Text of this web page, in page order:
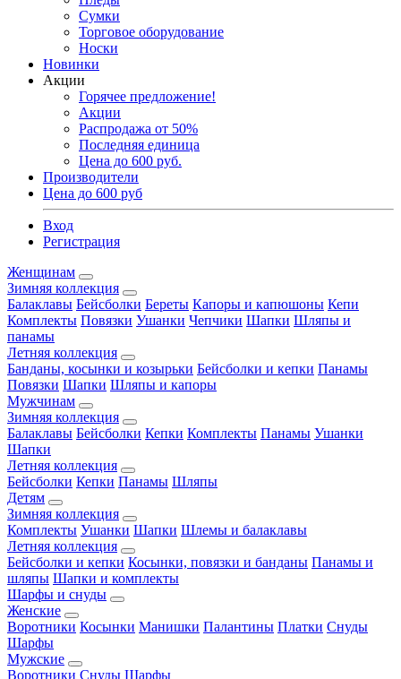
Сумки
Торговое оборудование
Носки
Новинки
Акции
Горячее предложение!
Акции
Распродажа от 50%
Последняя единица
Цена до 600 руб.
Производители
Цена до 600 руб
Вход
Регистрация
Женщинам
Зимняя коллекция
Балаклавы Бейсболки Береты Капоры и капюшоны Кепи
Комплекты Повязки Ушанки Чепчики Шапки Шляпы и
панамы
Летняя коллекция
Банданы, косынки и козырьки Бейсболки и кепки Панамы
Повязки Шапки Шляпы и капоры
Мужчинам
Зимняя коллекция
Балаклавы Бейсболки Кепки Комплекты Панамы Ушанки
Шапки
Летняя коллекция
Бейсболки Кепки Панамы Шляпы
Детям
Зимняя коллекция
Комплекты Ушанки Шапки Шлемы и балаклавы
Летняя коллекция
Бейсболки и кепки Косынки, повязки и банданы Панамы и
шляпы Шапки и комплекты
Шарфы и снуды
Женские
Воротники Косынки Манишки Палантины Платки Снуды
Шарфы
Мужские
Воротники Снуды Шарфы